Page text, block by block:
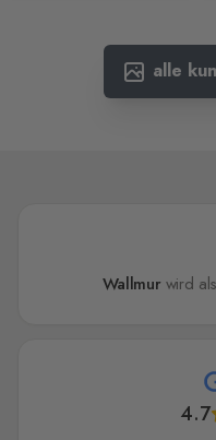
alle
Wallmur wird
4.7